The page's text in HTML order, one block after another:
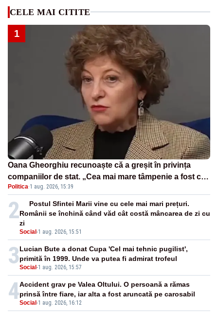
CELE MAI CITITE
1
Oana Gheorghiu recunoaște că a greșit în privința
companiilor de stat. „Cea mai mare tâmpenie a fost că
eu am crezut că lucrurile sunt deschise”
Politica·1 aug. 2026, 15:39
2
Social -1 aug. 2026, 15:51
Postul Sfintei Marii vine cu cele mai mari prețuri.
Românii se închină când văd cât costă mâncarea de zi cu
zi
3Social -1 aug. 2026, 15:57
Lucian Bute a donat Cupa 'Cel mai tehnic pugilist',
primită în 1999. Unde va putea fi admirat trofeul
4Social -1 aug. 2026, 16:12
Accident grav pe Valea Oltului. O persoană a rămas
prinsă între fiare, iar alta a fost aruncată pe carosabil